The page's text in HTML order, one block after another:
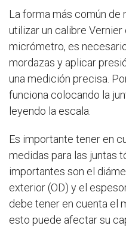
La forma más común de
utilizar un calibre Vernier
micrómetro, es
mordazas y aplicar
una medición precisa.
funciona colocando la
leyendo la escala.
Es importante tener en
medidas para las juntas
importantes son el
exterior (OD) y el
debe tener en cuenta el
esto puede afectar su